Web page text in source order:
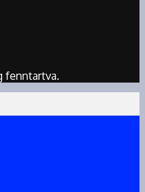
fenntartva.